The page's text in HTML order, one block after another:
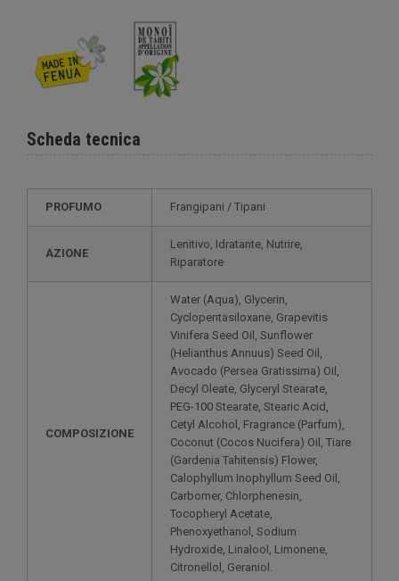
Scheda tecnica
PROFUMO Frangipani / Tipani
AZIONE
Lenitivo, Idratante, Nutrire,
Riparatore
COMPOSIZIONE
Water (Aqua), Glycerin,
Cyclopentasiloxane, Grapevitis
Vinifera Seed Oil, Sunflower
(Helianthus Annuus) Seed Oil,
Avocado (Persea Gratissima) Oil,
Decyl Oleate, Glyceryl Stearate,
PEG-100 Stearate, Stearic Acid,
Cetyl Alcohol, Fragrance (Parfum),
Coconut (Cocos Nucifera) Oil, Tiare
(Gardenia Tahitensis) Flower,
Calophyllum Inophyllum Seed Oil,
Carbomer, Chlorphenesin,
Tocopheryl Acetate,
Phenoxyethanol, Sodium
Hydroxide, Linalool, Limonene,
Citronellol, Geraniol.